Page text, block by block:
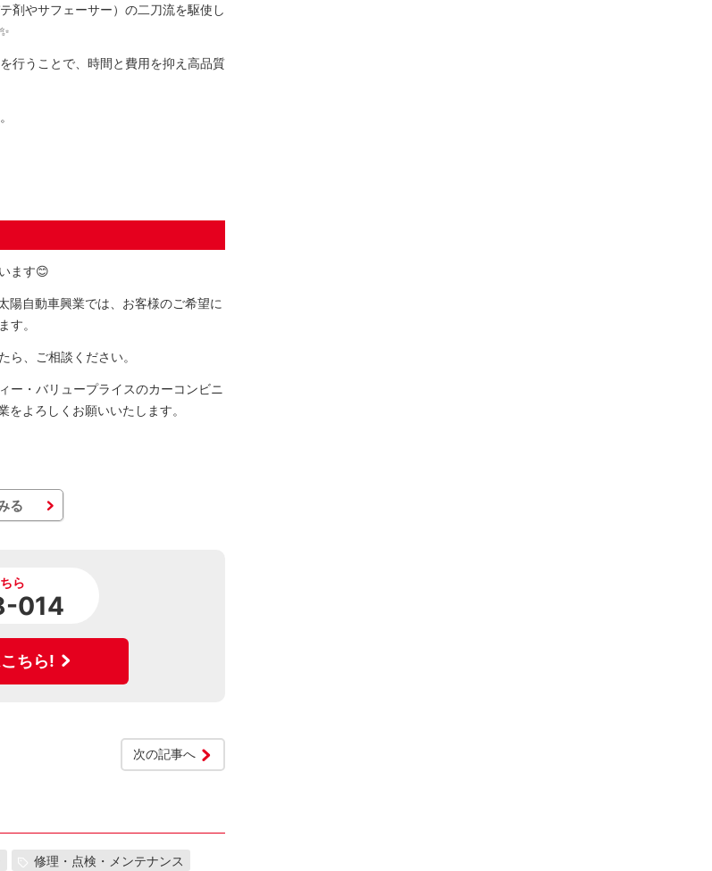
剤やサフェーサー）の二刀流を駆使し
行うことで、時間と費用を抑え高品質
ます😊
陽自動車興業では、お客様のご希望に
す。
ら、ご相談ください。
ー・バリュープライスのカーコンビニ
をよろしくお願いいたします。
る
ら
014
ちら!
次の記事へ
修理・点検・メンテナンス